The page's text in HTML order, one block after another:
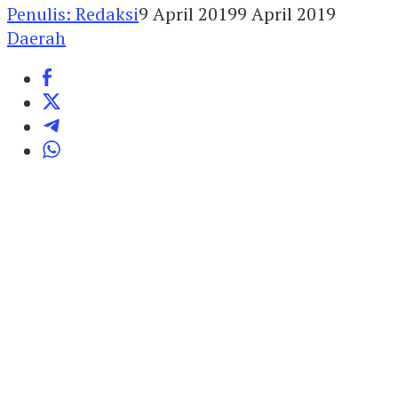
Penulis: Redaksi9 April 20199 April 2019
Daerah